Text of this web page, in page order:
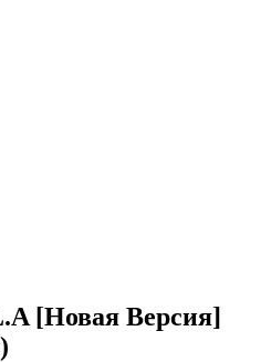
[Новая Версия]